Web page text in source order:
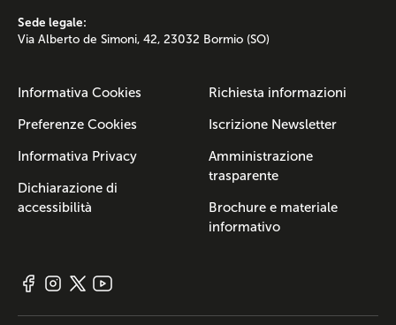
Sede legale:
Via Alberto de Simoni, 42, 23032 Bormio (SO)
Informativa Cookies
Preferenze Cookies
Informativa Privacy
Dichiarazione di
accessibilità
Richiesta informazioni
Iscrizione Newsletter
Amministrazione
trasparente
Brochure e materiale
informativo